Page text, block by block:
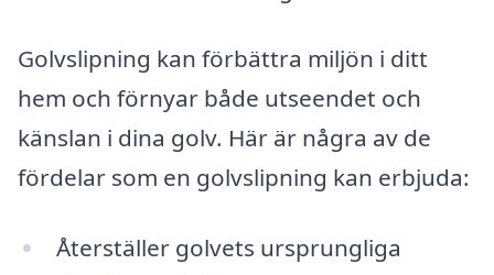
Golvslipning kan förbättra miljön i ditt
hem och förnyar både utseendet och
känslan i dina golv. Här är några av de
fördelar som en golvslipning kan erbjuda:
Återställer golvets ursprungliga